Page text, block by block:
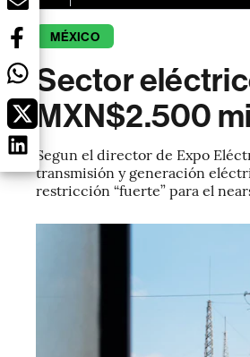
MÉXICO
Sector
MXN$2.500
Segun el director de Expo
transmisión y generación
restricción “fuerte” para el